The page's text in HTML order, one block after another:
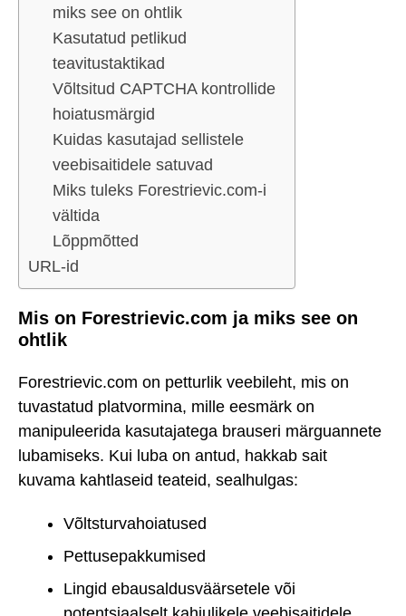
miks see on ohtlik
Kasutatud petlikud
teavitustaktikad
Võltsitud CAPTCHA kontrollide
hoiatusmärgid
Kuidas kasutajad sellistele
veebisaitidele satuvad
Miks tuleks Forestrievic.com-i
vältida
Lõppmõtted
URL-id
Mis on Forestrievic.com ja miks see on
ohtlik
Forestrievic.com on petturlik veebileht, mis on
tuvastatud platvormina, mille eesmärk on
manipuleerida kasutajatega brauseri märguannete
lubamiseks. Kui luba on antud, hakkab sait
kuvama kahtlaseid teateid, sealhulgas:
Võltsturvahoiatused
Pettusepakkumised
Lingid ebausaldusväärsetele või